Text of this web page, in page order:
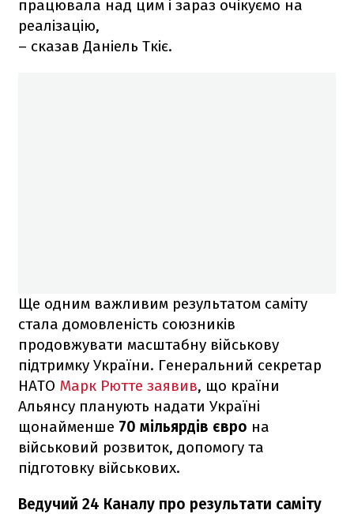
працювала над цим і зараз очікуємо на
реалізацію,
– сказав Даніель Ткіє.
Ще одним важливим результатом саміту
стала домовленість союзників
продовжувати масштабну військову
підтримку України. Генеральний секретар
НАТО Марк Рютте заявив, що країни
Альянсу планують надати Україні
щонайменше 70 мільярдів євро на
військовий розвиток, допомогу та
підготовку військових.
Ведучий 24 Каналу про результати саміту